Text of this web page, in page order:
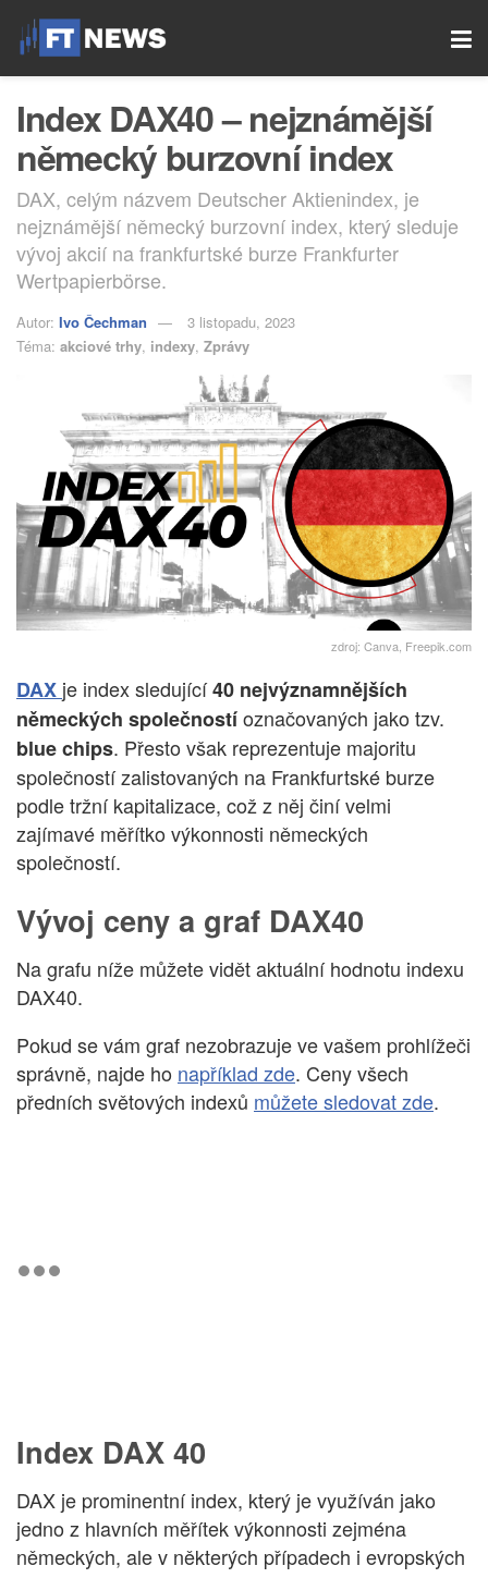
Index DAX40 – nejznámější
německý burzovní index
DAX, celým názvem Deutscher Aktienindex, je
nejznámější německý burzovní index, který sleduje
vývoj akcií na frankfurtské burze Frankfurter
Wertpapierbörse.
Autor: Ivo Čechman
3 listopadu, 2023
Téma: akciové trhy, indexy, Zprávy
zdroj: Canva, Freepik.com
DAX je index sledující40 nejvýznamnějších
německých společnostíoznačovaných jako tzv.
blue chips. Přesto však reprezentuje majoritu
společností zalistovaných na Frankfurtské burze
podle tržní kapitalizace, což z něj činí velmi
zajímavé měřítko výkonnosti německých
společností.
Vývoj ceny a graf DAX40
Na grafu níže můžete vidět aktuální hodnotu indexu
DAX40.
Pokud se vám graf nezobrazuje ve vašem prohlížeči
správně, najde ho například zde. Ceny všech
předních světových indexů můžete sledovat zde.
Index DAX 40
DAX je prominentní index, který je využíván jako
jedno z hlavních měřítek výkonnosti zejména
německých, ale v některých případech i evropských